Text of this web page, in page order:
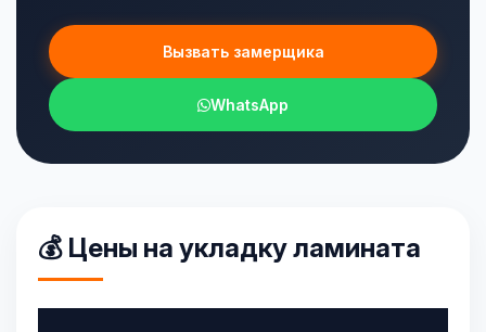
Вызвать замерщика
WhatsApp
💰 Цены на укладку ламината